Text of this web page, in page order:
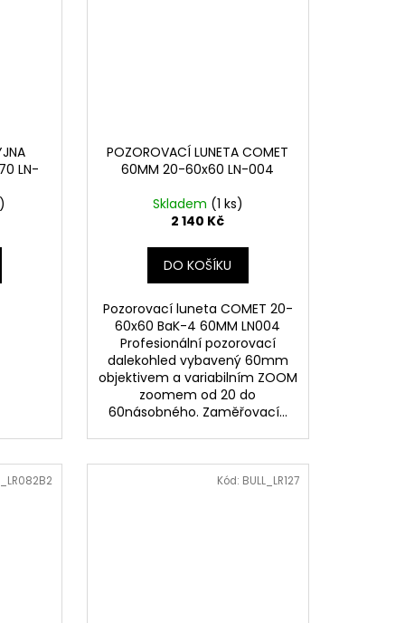
LN-
POZOROVACÍ LUNETA COMET
60MM 20-60x60 LN-004
Skladem (1 ks)
2 140 Kč
DO KOŠÍKU
Pozorovací luneta COMET 20-
60x60 BaK-4 60MM LN004
Profesionální pozorovací
dalekohled vybavený 60mm
objektivem a variabilním ZOOM
zoomem od 20 do
60násobného. Zaměřovací...
Kód: BULL_LR127